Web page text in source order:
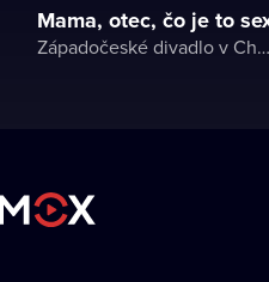
Mama, otec, čo je to
Západočeské divadlo v Chebu